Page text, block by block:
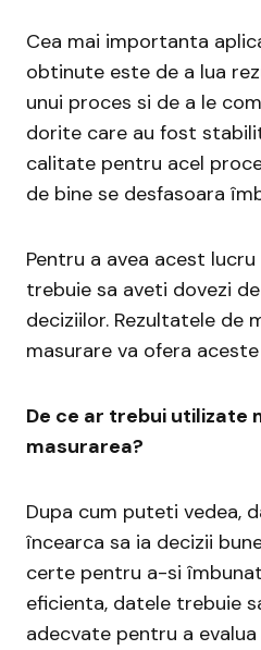
Cea mai importanta
obtinute este de a lua
unui proces si de a le
dorite care au fost
calitate pentru acel
de bine se desfasoara
Pentru a avea acest
trebuie sa aveti dovezi
deciziilor. Rezultatele de
masurare va ofera
De ce ar trebui utilizate
masurarea?
Dupa cum puteti vedea,
încearca sa ia decizii
certe pentru a-si
eficienta, datele trebuie
adecvate pentru a